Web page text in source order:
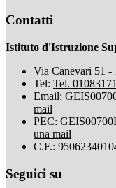
Contatti
Istituto d'Istruzione
Via Canevari 51
Tel: Tel.
Email:
mail
PEC:
una mail
C.F.:
Seguici su